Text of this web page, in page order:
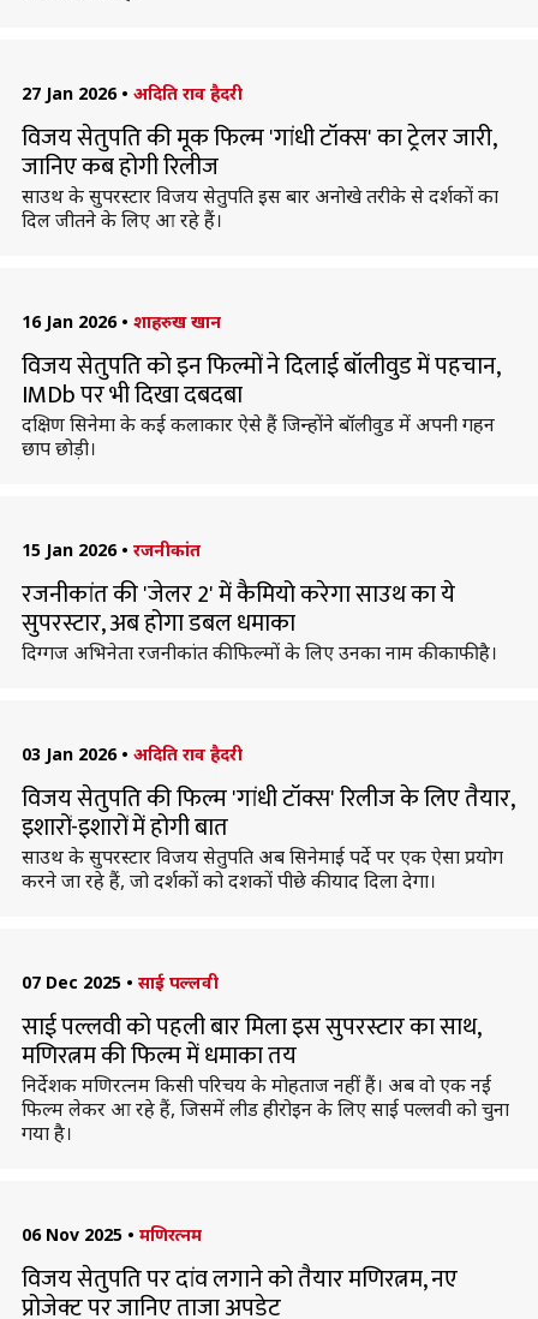
27 Jan 2026 • अदिति राव हैदरी
विजय सेतुपति की मूक फिल्म 'गांधी टॉक्स' का ट्रेलर जारी,
जानिए कब होगी रिलीज
साउथ के सुपरस्टार विजय सेतुपति इस बार अनोखे तरीके से दर्शकों का
दिल जीतने के लिए आ रहे हैं।
16 Jan 2026 • शाहरुख खान
विजय सेतुपति को इन फिल्मों ने दिलाई बॉलीवुड में पहचान,
IMDb पर भी दिखा दबदबा
दक्षिण सिनेमा के कई कलाकार ऐसे हैं जिन्होंने बॉलीवुड में अपनी गहन
छाप छोड़ी।
15 Jan 2026 • रजनीकांत
रजनीकांत की 'जेलर 2' में कैमियो करेगा साउथ का ये
सुपरस्टार, अब होगा डबल धमाका
दिग्गज अभिनेता रजनीकांत की फिल्मों के लिए उनका नाम की काफी है।
03 Jan 2026 • अदिति राव हैदरी
विजय सेतुपति की फिल्म 'गांधी टॉक्स' रिलीज के लिए तैयार,
इशारों-इशारों में होगी बात
साउथ के सुपरस्टार विजय सेतुपति अब सिनेमाई पर्दे पर एक ऐसा प्रयोग
करने जा रहे हैं, जो दर्शकों को दशकों पीछे की याद दिला देगा।
07 Dec 2025 • साई पल्लवी
साई पल्लवी को पहली बार मिला इस सुपरस्टार का साथ,
मणिरत्नम की फिल्म में धमाका तय
निर्देशक मणिरत्नम किसी परिचय के मोहताज नहीं हैं। अब वो एक नई
फिल्म लेकर आ रहे हैं, जिसमें लीड हीरोइन के लिए साई पल्लवी को चुना
गया है।
06 Nov 2025 • मणिरत्नम
विजय सेतुपति पर दांव लगाने को तैयार मणिरत्नम, नए
प्रोजेक्ट पर जानिए ताजा अपडेट